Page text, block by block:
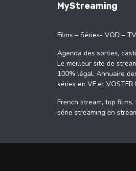
MyStreaming
Films – Séries- VOD –
Agenda des sorties,
Le meilleur site de
100% légal. Annuaire
séries en VF et VOSTFR !
French stream, top
série streaming en